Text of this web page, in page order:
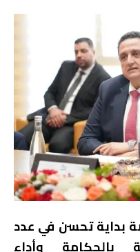
بداية تحسن في عدد
بالحكامة وأداء